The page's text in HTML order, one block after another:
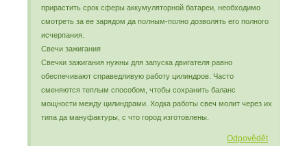
прирастить срок сферы аккумуляторной батареи, необходимо
смотреть за ее зарядом да полным-полно дозволять его полного
исчерпания.
Свечи зажигания
Свечки зажигания нужны для запуска двигателя равно
обеспечивают справедливую работу цилиндров. Часто
сменяются теплым способом, чтобы сохранить баланс
мощности между цилиндрами. Ходка работы свеч молит через их
типа да мануфактуры, с что город изготовлены.
Odpovědět